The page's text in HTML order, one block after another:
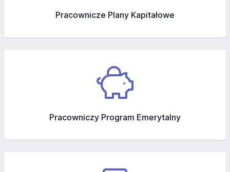
Pracownicze Plany Kapitałowe
Pracowniczy Program Emerytalny